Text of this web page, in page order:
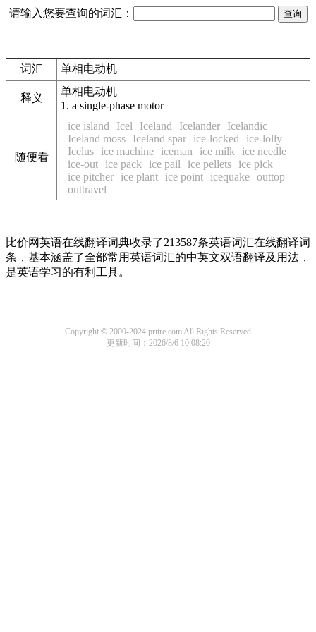
请输入您要查询的词汇：
词汇 单相电动机
释义
单相电动机
1. a single-phase motor
随便看
ice island Icel Iceland Icelander
Icelandic
Iceland moss
Iceland spar ice-locked
ice-lolly
Icelus
ice machine iceman ice milk
ice needle
ice-out
ice pack ice pail ice pellets
ice pick
ice pitcher
ice plant ice point icequake outtop
outtravel
比价网英语在线翻译词典收录了213587条英语词汇在线翻译词
条，基本涵盖了全部常用英语词汇的中英文双语翻译及用法，
是英语学习的有利工具。
Copyright © 2000-2024 pritre.com All Rights Reserved
更新时间：2026/8/6 10:08:20